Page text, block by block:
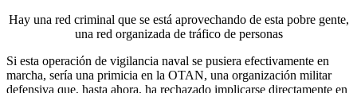
Hay una red criminal que se está aprovechando de esta pobre gente,
una red organizada de tráfico de personas
Si esta operación de vigilancia naval se pusiera efectivamente en
marcha, sería una primicia en la OTAN, una organización militar
defensiva que, hasta ahora, ha rechazado implicarse directamente en